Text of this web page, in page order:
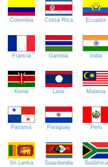
Colombia Costa Rica Ecuador
Francia Gambia India
Kenia Laos Malasia
Panamá Paraguay Perú
Sri Lanka Suazilandia Sudáfrica